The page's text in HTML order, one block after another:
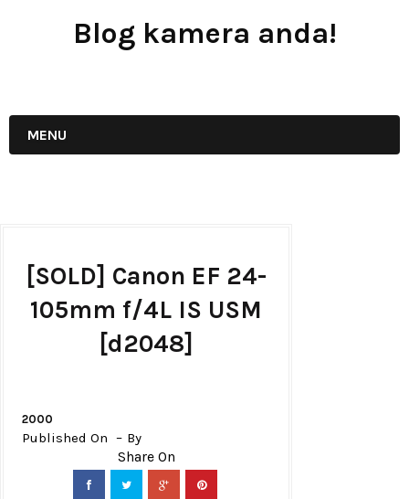
Blog kamera anda!
MENU
[SOLD] Canon EF 24-
105mm f/4L IS USM
[d2048]
2000
Published On By